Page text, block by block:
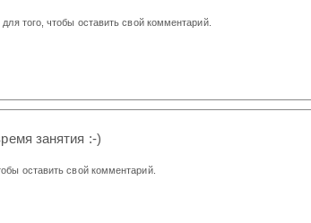
для того, чтобы оставить свой комментарий.
занятия :-)
оставить свой комментарий.